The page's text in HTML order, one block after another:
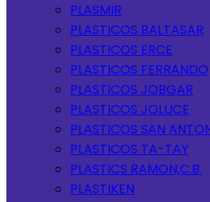
PLASMIR
PLASTICOS BALTASAR
PLASTICOS ERCE
PLASTICOS FERRANDO
PLASTICOS JOBGAR
PLASTICOS JOLUCE
PLASTICOS SAN
PLASTICOS TA-TAY
PLASTICS RAMON,C.B.
PLASTIKEN